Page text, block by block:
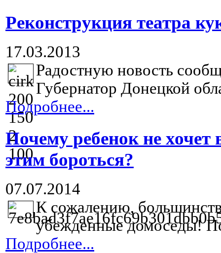
Реконструкция театра
17.03.2013
Радостную новость
Губернатор Донецкой
Подробнее...
Почему ребенок не
этим бороться?
07.07.2014
К сожалению,
убежденные домоседы!
Подробнее...